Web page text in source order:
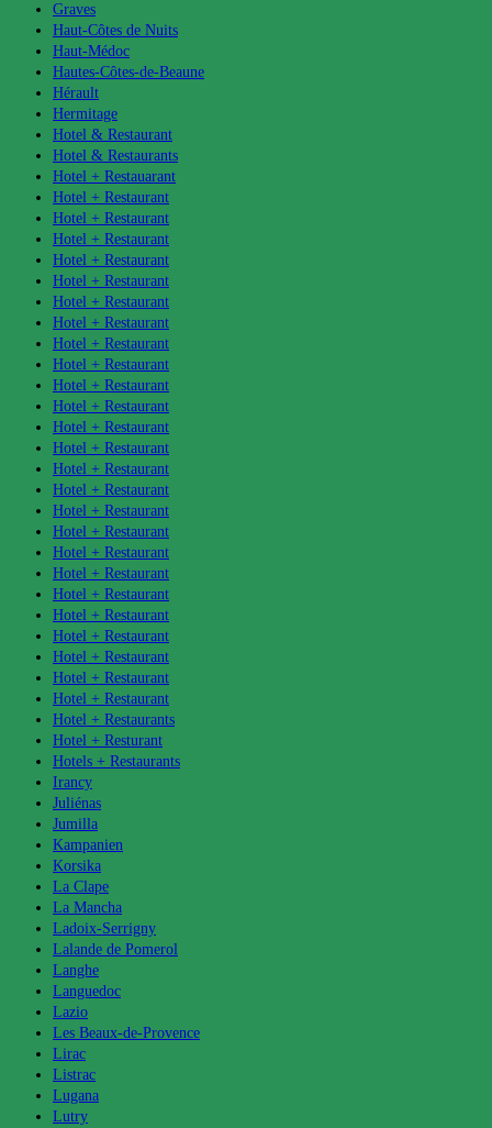
Graves
Haut-Côtes de Nuits
Haut-Médoc
Hautes-Côtes-de-Beaune
Hérault
Hermitage
Hotel & Restaurant
Hotel & Restaurants
Hotel + Restauarant
Hotel + Restaurant
Hotel + Restaurant
Hotel + Restaurant
Hotel + Restaurant
Hotel + Restaurant
Hotel + Restaurant
Hotel + Restaurant
Hotel + Restaurant
Hotel + Restaurant
Hotel + Restaurant
Hotel + Restaurant
Hotel + Restaurant
Hotel + Restaurant
Hotel + Restaurant
Hotel + Restaurant
Hotel + Restaurant
Hotel + Restaurant
Hotel + Restaurant
Hotel + Restaurant
Hotel + Restaurant
Hotel + Restaurant
Hotel + Restaurant
Hotel + Restaurant
Hotel + Restaurant
Hotel + Restaurant
Hotel + Restaurants
Hotel + Resturant
Hotels + Restaurants
Irancy
Juliénas
Jumilla
Kampanien
Korsika
La Clape
La Mancha
Ladoix-Serrigny
Lalande de Pomerol
Langhe
Languedoc
Lazio
Les Beaux-de-Provence
Lirac
Listrac
Lugana
Lutry